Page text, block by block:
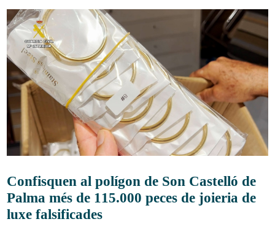
Confisquen al polígon de Son Castelló de
Palma més de 115.000 peces de joieria de
luxe falsificades